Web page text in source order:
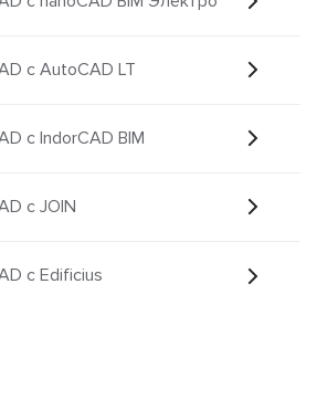
с AutoCAD LT
с IndorCAD BIM
с JOIN
с Edificius